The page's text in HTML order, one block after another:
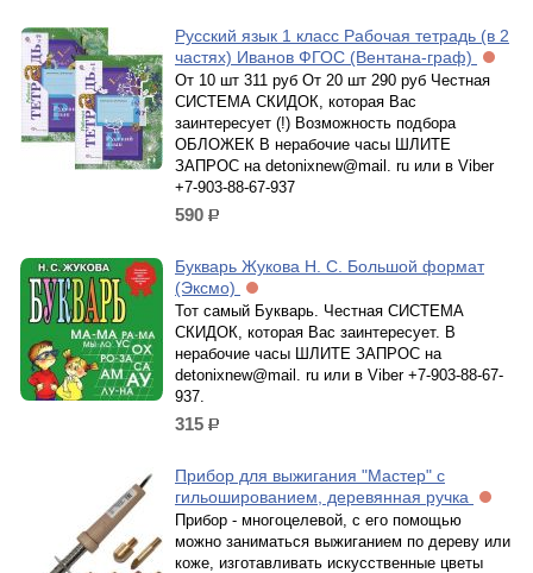
Русский язык 1 класс Рабочая тетрадь (в 2
частях) Иванов ФГОС (Вентана-граф)
От 10 шт 311 руб От 20 шт 290 руб Честная
СИСТЕМА СКИДОК, которая Вас
заинтересует (!) Возможность подбора
ОБЛОЖЕК В нерабочие часы ШЛИТЕ
ЗАПРОС на detonixnew@mail. ru или в Viber
+7-903-88-67-937
590 р.
Букварь Жукова Н. С. Большой формат
(Эксмо)
Тот самый Букварь. Честная СИСТЕМА
СКИДОК, которая Вас заинтересует. В
нерабочие часы ШЛИТЕ ЗАПРОС на
detonixnew@mail. ru или в Viber +7-903-88-67-
937.
315 р.
Прибор для выжигания "Мастер" с
гильошированием, деревянная ручка
Прибор - многоцелевой, с его помощью
можно заниматься выжиганием по дереву или
коже, изготавливать искусственные цветы